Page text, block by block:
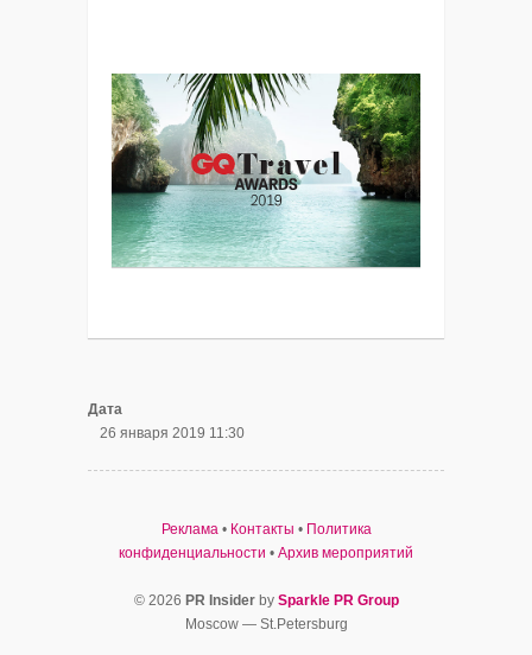
Дата
26 января 2019 11:30
Реклама• Контакты • Политика
конфиденциальности • Архив мероприятий
© 2026 PR Insiderby Sparkle PR Group
Moscow — St.Petersburg